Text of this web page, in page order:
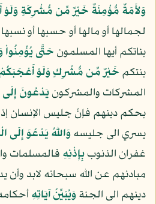
وَلأَمَةٌ مُّؤْمِنَةٌ خَيْرٌ مِّن مُّشْرِكَةٍ وَلَوْ
لجمالها أو مالها أو حسبها أو نسبها
بناتكم أيها المسلمون حَتَّى
بنتكم خَيْرٌ مِّن مُّشْرِكٍ وَلَوْ
المشركات والمشركونيَدْعُونَ إِلَى
بحكم دينهم فإنّ جليس الإنسان
يسري الى جليسهوَاللّهُ يَدْعُوَ إِلَى
غفران الذنوببِإِذْنِهِ فالمسلمات
مبادئهم عن الله سبحانه لابد
دينهم الى الجنةوَيُبَيِّنُ آيَاتِهِ